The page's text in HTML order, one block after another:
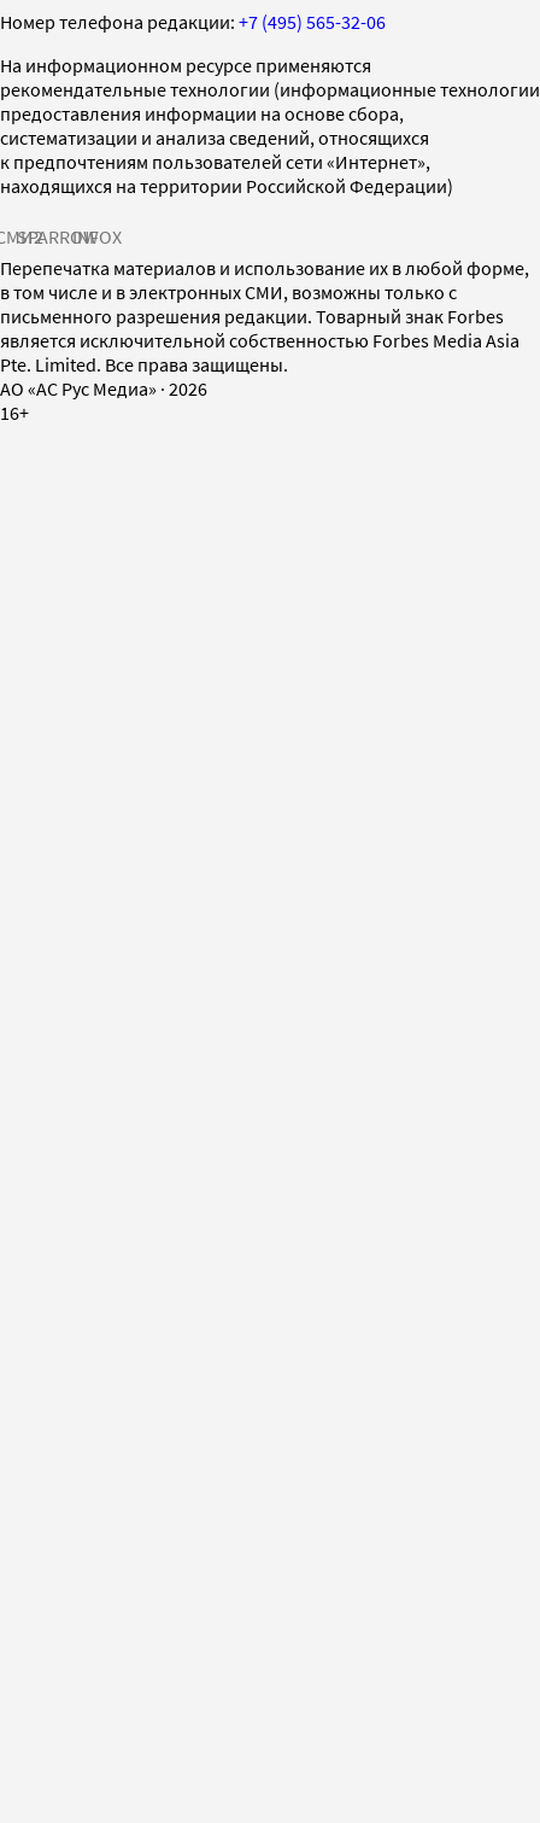
Номер телефона редакции: +7 (495) 565-32-06
На информационном ресурсе применяются
рекомендательные технологии (информационные технологии
предоставления информации на основе сбора,
систематизации и анализа сведений, относящихся
к предпочтениям пользователей сети «Интернет»,
находящихся на территории Российской Федерации)
SPARROWINFOX
Перепечатка материалов и использование их в любой форме,
в том числе и в электронных СМИ, возможны только с
письменного разрешения редакции. Товарный знак Forbes
является исключительной собственностью Forbes Media Asia
Pte. Limited. Все права защищены.
AO «АС Рус Медиа» · 2026
16+